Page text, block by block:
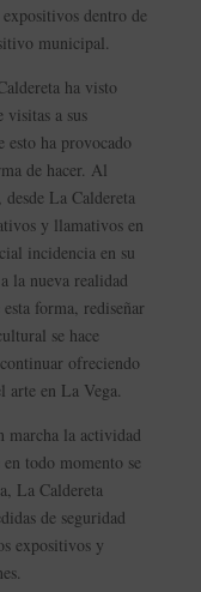
dentro de
municipal.
ha visto
visitas a sus
esto ha provocado
de hacer. Al
La Caldereta
y llamativos en
incidencia en su
la nueva realidad
forma, rediseñar
se hace
ofreciendo
arte en La Vega.
marcha la actividad
todo momento se
La Caldereta
de seguridad
expositivos y